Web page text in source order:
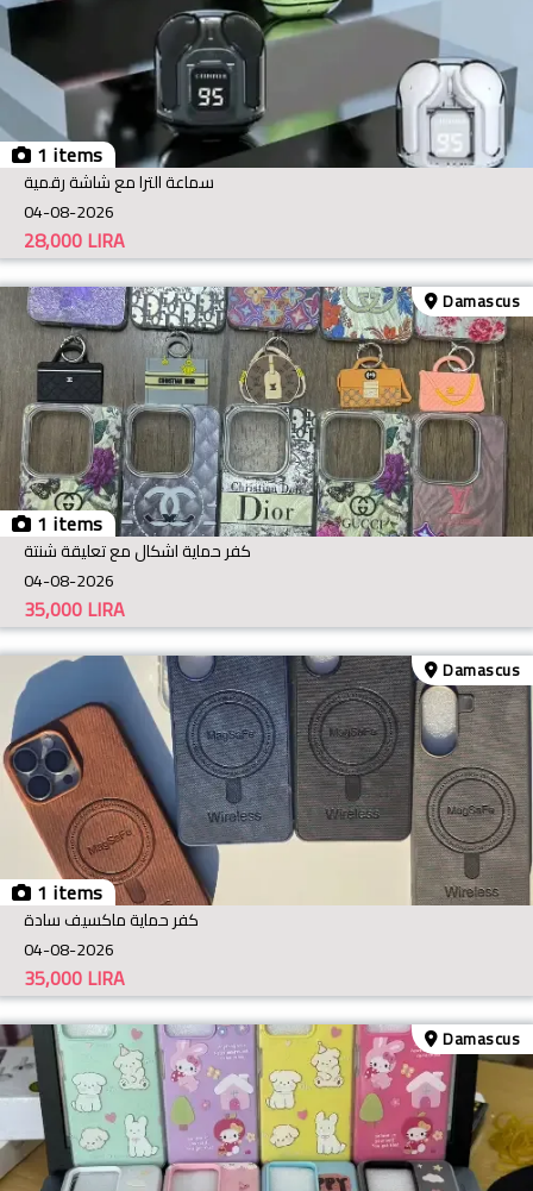
1 items
سماعة الترا مع شاشة رقمية
04-08-2026
LIRA
28,000
1 items
Damascus
كفر حماية اشكال مع تعليقة شنتة
04-08-2026
LIRA
35,000
1 items
Damascus
كفر حماية ماكسيف سادة
04-08-2026
LIRA
35,000
Damascus